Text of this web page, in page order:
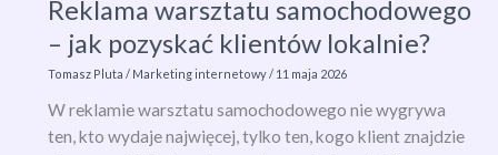
Reklama warsztatu samochodowego
– jak pozyskać klientów lokalnie?
Tomasz Pluta/ Marketing internetowy/ 11 maja 2026
W reklamie warsztatu samochodowego nie wygrywa
ten, kto wydaje najwięcej, tylko ten, kogo klient znajdzie